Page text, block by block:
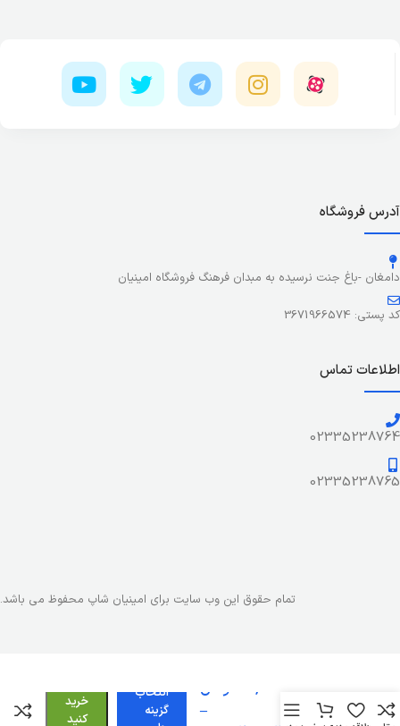
آدرس فروشگاه
دامغان -باغ جنت نرسیده به مبدان فرهنگ فروشگاه امینیان
کد پستی: 3671966574
اطلاعات تماس
02335238764
02335238765
تمام حقوق این وب سایت برای امینیان شاپ محفوظ می باشد.
128GB
28,417,000
تومان
–
انتخاب
گزینه
خرید
کنید